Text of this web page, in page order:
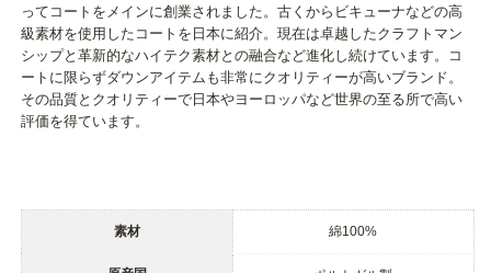
ってコートをメインに創業されました。古くからビキューナなどの高
級素材を使用したコートを日本に紹介。現在は卓越したクラフトマン
シップと革新的なハイテク素材との融合など進化し続けています。コ
ートに限らずダウンアイテムも非常にクオリティーが高いブランド。
その品質とクオリティーで日本やヨーロッパなど世界の至る所で高い
評価を得ています。
素材 綿100%